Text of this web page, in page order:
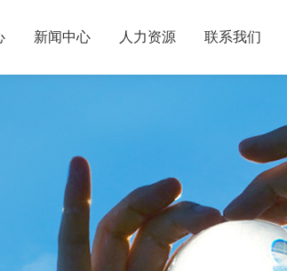
新闻中心 人力资源 联系我们